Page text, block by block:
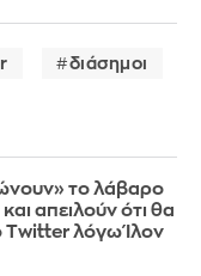
διάσημοι
το λάβαρο
απειλούν ότι θα
Twitter λόγω Ίλον